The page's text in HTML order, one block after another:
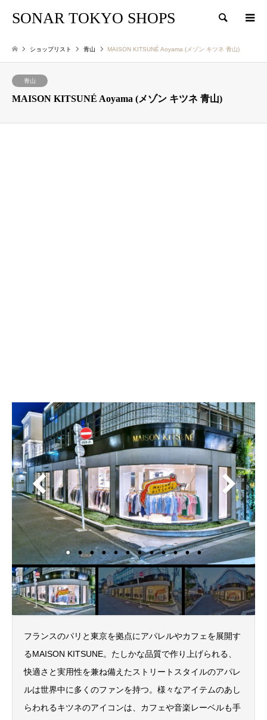
SONAR TOKYO SHOPS 検索
ショップリスト 青山 MAISON KITSUNÉ Aoyama (メゾン キツネ 青山)
青山
MAISON KITSUNÉ Aoyama (メゾン キツネ 青山)
フランスのパリと東京を拠点にアパレルやカフェを展開す
るMAISON KITSUNE。たしかな品質で作り上げられる、
快適さと実用性を兼ね備えたストリートスタイルのアパレ
ルは世界中に多くのファンを持つ。様々なアイテムのあし
らわれるキツネのアイコンは、カフェや音楽レーベルも手